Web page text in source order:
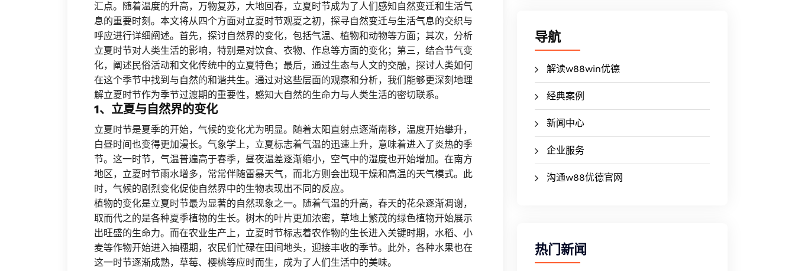
汇点。随着温度的升高，万物复苏，大地回春，立夏时节成为了人们感知自然变迁和生活气
息的重要时刻。本文将从四个方面对立夏时节观夏之初，探寻自然变迁与生活气息的交织与
呼应进行详细阐述。首先，探讨自然界的变化，包括气温、植物和动物等方面；其次，分析
立夏时节对人类生活的影响，特别是对饮食、衣物、作息等方面的变化；第三，结合节气变
化，阐述民俗活动和文化传统中的立夏特色；最后，通过生态与人文的交融，探讨人类如何
在这个季节中找到与自然的和谐共生。通过对这些层面的观察和分析，我们能够更深刻地理
解立夏时节作为季节过渡期的重要性，感知大自然的生命力与人类生活的密切联系。
1、立夏与自然界的变化
立夏时节是夏季的开始，气候的变化尤为明显。随着太阳直射点逐渐南移，温度开始攀升，
白昼时间也变得更加漫长。气象学上，立夏标志着气温的迅速上升，意味着进入了炎热的季
节。这一时节，气温普遍高于春季，昼夜温差逐渐缩小，空气中的湿度也开始增加。在南方
地区，立夏时节雨水增多，常常伴随雷暴天气，而北方则会出现干燥和高温的天气模式。此
时，气候的剧烈变化促使自然界中的生物表现出不同的反应。
植物的变化是立夏时节最为显著的自然现象之一。随着气温的升高，春天的花朵逐渐凋谢，
取而代之的是各种夏季植物的生长。树木的叶片更加浓密，草地上繁茂的绿色植物开始展示
出旺盛的生命力。而在农业生产上，立夏时节标志着农作物的生长进入关键时期，水稻、小
麦等作物开始进入抽穗期，农民们忙碌在田间地头，迎接丰收的季节。此外，各种水果也在
这一时节逐渐成熟，草莓、樱桃等应时而生，成为了人们生活中的美味。
导航
解读w88win优德
经典案例
新闻中心
企业服务
沟通w88优德官网
热门新闻